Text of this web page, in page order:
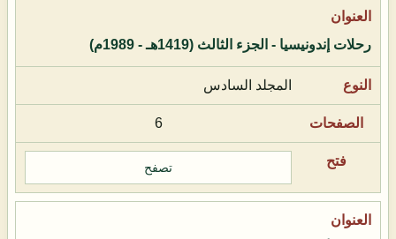
رحلات إندونيسيا - الجزء الثالث (1419هـ - 1989م)
المجلد السادس
6
تصفح